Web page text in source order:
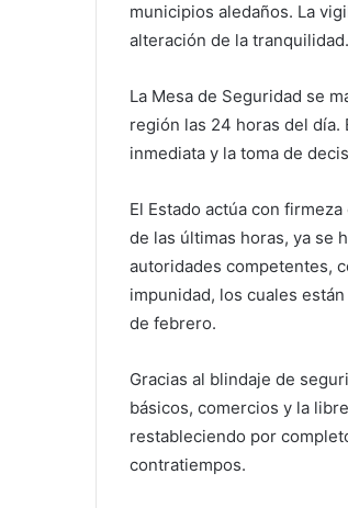
municipios aledaños. La
alteración de la tranquilidad.
La Mesa de Seguridad se
región las 24 horas del día.
inmediata y la toma de
El Estado actúa con
de las últimas horas, ya se
autoridades competentes,
impunidad, los cuales
de febrero.
Gracias al blindaje de
básicos, comercios y la
restableciendo por
contratiempos.